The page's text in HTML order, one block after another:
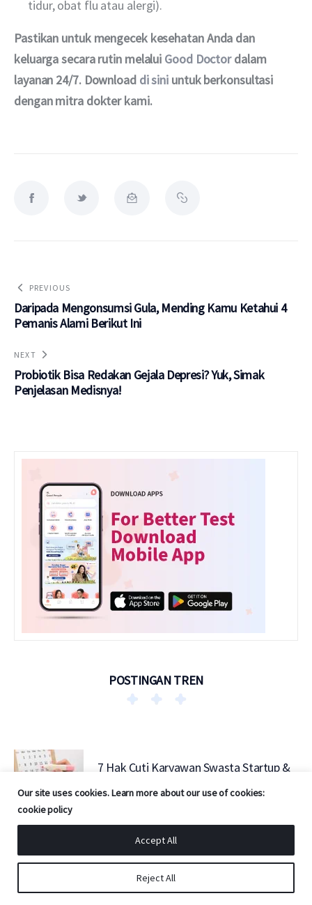
Our site uses cookies. Learn more about our use of cookies:
cookie policy
Reject All
Accept All
tidur, obat flu atau alergi).
Pastikan untuk mengecek kesehatan Anda dan
keluarga secara rutin melalui Good Doctor dalam
layanan 24/7. Download di sini untuk berkonsultasi
dengan mitra dokter kami.
PREVIOUS
Daripada Mengonsumsi Gula, Mending Kamu Ketahui 4
Pemanis Alami Berikut Ini
NEXT
Probiotik Bisa Redakan Gejala Depresi? Yuk, Simak
Penjelasan Medisnya!
POSTINGAN TREN
7 Hak Cuti Karyawan Swasta Startup &
Mengenal Hyrox Kompetisi Latihan
Kebugaran yang Lagi Digandrungi, Apa
Manfaat Sehatnya?
JUNI 24, 2026